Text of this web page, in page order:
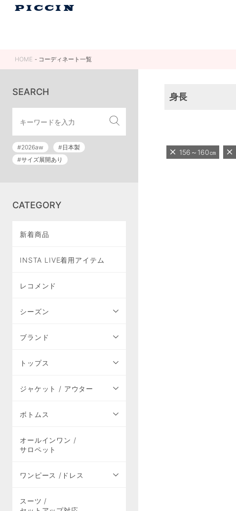
HOME コーディネート一覧
SEARCH
#2026aw
#日本製
#サイズ展開あり
CATEGORY
新着商品
INSTA LIVE着用アイテム
レコメンド
シーズン
ブランド
トップス
ジャケット / アウター
ボトムス
オールインワン /
サロペット
ワンピース /ドレス
スーツ /
身長
156～160㎝